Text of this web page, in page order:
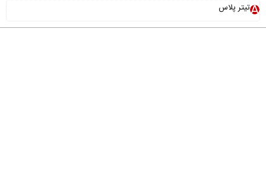
تیتر پلاس